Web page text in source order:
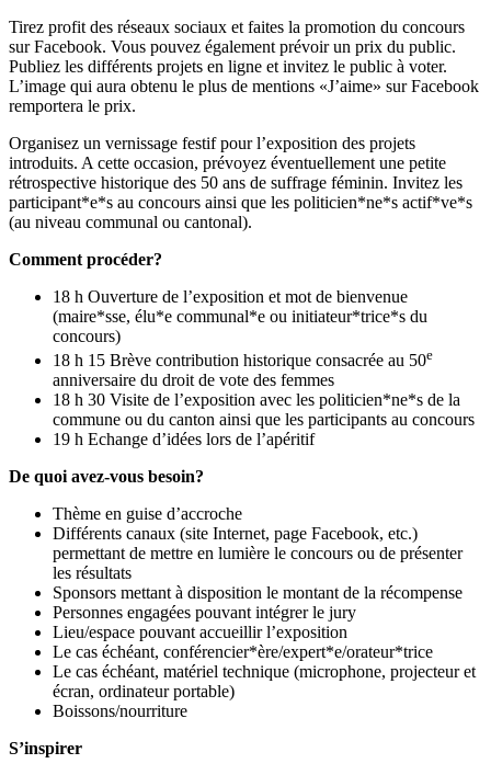
Tirez profit des réseaux sociaux et faites la promotion du concours
sur Facebook. Vous pouvez également prévoir un prix du public.
Publiez les différents projets en ligne et invitez le public à voter.
L’image qui aura obtenu le plus de mentions «J’aime» sur Facebook
remportera le prix.
Organisez un vernissage festif pour l’exposition des projets
introduits. A cette occasion, prévoyez éventuellement une petite
rétrospective historique des 50 ans de suffrage féminin. Invitez les
participant*e*s au concours ainsi que les politicien*ne*s actif*ve*s
(au niveau communal ou cantonal).
Comment procéder?
18 h Ouverture de l’exposition et mot de bienvenue
(maire*sse, élu*e communal*e ou initiateur*trice*s du
concours)
18 h 15 Brève contribution historique consacrée au 50e
anniversaire du droit de vote des femmes
18 h 30 Visite de l’exposition avec les politicien*ne*s de la
commune ou du canton ainsi que les participants au concours
19 h Echange d’idées lors de l’apéritif
De quoi avez-vous besoin?
Thème en guise d’accroche
Différents canaux (site Internet, page Facebook, etc.)
permettant de mettre en lumière le concours ou de présenter
les résultats
Sponsors mettant à disposition le montant de la récompense
Personnes engagées pouvant intégrer le jury
Lieu/espace pouvant accueillir l’exposition
Le cas échéant, conférencier*ère/expert*e/orateur*trice
Le cas échéant, matériel technique (microphone, projecteur et
écran, ordinateur portable)
Boissons/nourriture
S’inspirer